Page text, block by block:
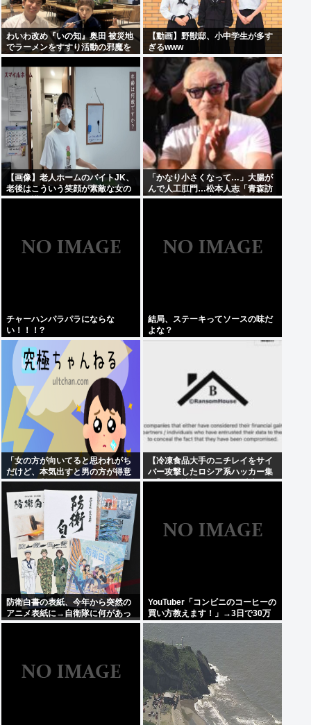
わいわ改め『いの知』奥田 被災地
でラーメンをすすり活動の邪魔を
行う
【動画】野獣邸、小中学生が多す
ぎるwww
【画像】老人ホームのバイトJK、
老後はこういう笑顔が素敵な女の
子に介護されたいよな
「かなり小さくなって…」大腸が
んで人工肛門…松本人志「青森訪
問」姿に心配の声続々「脂肪のな
チャーハンパラパラにならな
い！！！?
結局、ステーキってソースの味だ
よな？
「女の方が向いてると思われがち
だけど、本気出すと男の方が得意
なこと」挙げてけ
【冷凍食品大手のニチレイをサイ
バー攻撃したロシア系ハッカー集
団】個人情報など20万件以上のフ
防衛白書の表紙、今年から突然の
アニメ表紙に→自衛隊に何があっ
たのか。
YouTuber「コンビニのコーヒーの
買い方教えます！」→3日で30万
再生